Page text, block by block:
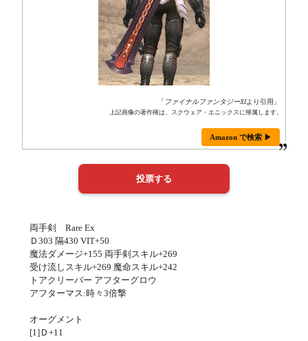
「 ファイナルファンタジーXIより引用」
上記画像の著作権は、スクウェア・エニックスに帰属します。
Amazon で検索 ▶
両手剣 Rare Ex
Ｄ303 隔430 VIT+50
魔法ダメージ+155 両手剣スキル+269
受け流しスキル+269 魔命スキル+242
トアクリーバー アフターグロウ
アフターマス:時々3倍撃
オーグメント
[1]Ｄ+11